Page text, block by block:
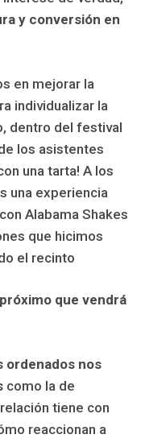
y conversión en
en mejorar la
individualizar la
dentro del festival
los asistentes
una tarta! A los
una experiencia
Alabama Shakes
que hicimos
el recinto
que vendrá
ordenados nos
como la de
tiene con
reaccionan a